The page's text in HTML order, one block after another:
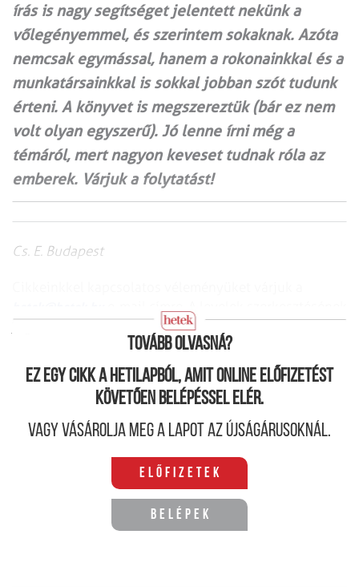
írás is nagy segítséget jelentett nekünk a
vőlegényemmel, és szerintem sokaknak. Azóta
nemcsak egymással, hanem a rokonainkkal és a
munkatársainkkal is sokkal jobban szót tudunk
érteni. A könyvet is megszereztük (bár ez nem
volt olyan egyszerű). Jó lenne írni még a
témáról, mert nagyon keveset tudnak róla az
emberek. Várjuk a folytatást!
Cs. E. Budapest
Tovább olvasná?
Ez egy cikk a hetilapból, amit online előfizetést
követően belépéssel elér.
Vagy vásárolja meg a lapot az újságárusoknál.
Előfizetek
Belépek